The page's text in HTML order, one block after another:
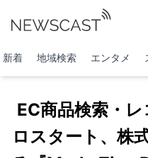
新着 地域検索 エンタメ
EC商品検索・
ロスタート、株